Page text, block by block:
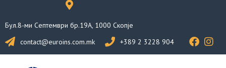
Бул.8-ми Септември бр.19А, 1000 Скопје
contact@euroins.com.mk
+389 2 3228 904